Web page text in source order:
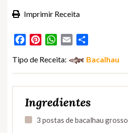
Imprimir Receita
FacebookPinterestWhatsApp
Email
Tipo de Receita: Bacalhau
Ingredientes
3 postas de bacalhau grosso